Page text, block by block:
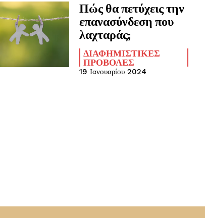
Πώς θα πετύχεις την
επανασύνδεση που
λαχταράς;
ΔΙΑΦΗΜΙΣΤΙΚΈΣ
ΠΡΟΒΟΛΈΣ
19 Ιανουαρίου 2024